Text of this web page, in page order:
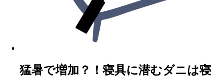
猛暑で増加？！寝具に潜むダニは寝